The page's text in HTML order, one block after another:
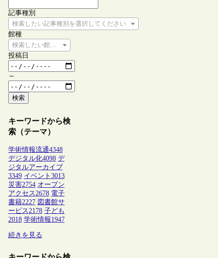
記事種別
検索したい記事種別を選択してください
館種
検索したい館種を選択してください
投稿日
～
検索
キーワードから検
索（テーマ）
学術情報流通4348
デジタル化4098 デ
ジタルアーカイブ
3349 イベント 3013
災害2754 オープン
アクセス 2678 電子
書籍2227 図書館サ
ービス 2178 子ども
2018 学術情報1947
続きを見る